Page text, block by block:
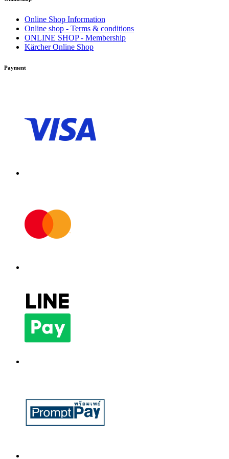
Online Shop Information
Online shop - Terms & conditions
ONLINE SHOP - Membership
Kärcher Online Shop
Payment